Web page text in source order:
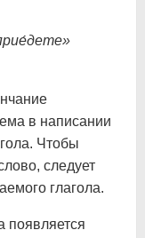
в написании
Чтобы
следует
глагола.
появляется